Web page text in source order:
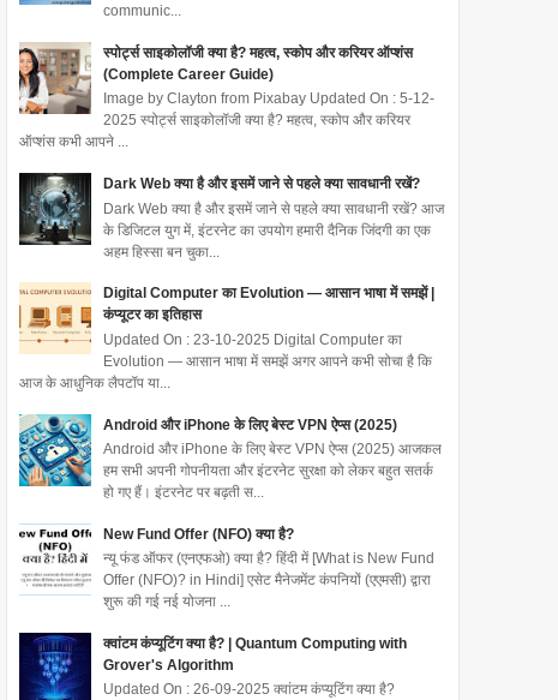
communic...
स्पोर्ट्स साइकोलॉजी क्या है? महत्व, स्कोप और करियर ऑप्शंस
(Complete Career Guide)
Image by Clayton from Pixabay Updated On : 5-12-
2025 स्पोर्ट्स साइकोलॉजी क्या है? महत्व, स्कोप और करियर
ऑप्शंस कभी आपने ...
Dark Web क्या है और इसमें जाने से पहले क्या सावधानी रखें?
Dark Web क्या है और इसमें जाने से पहले क्या सावधानी रखें? आज
के डिजिटल युग में, इंटरनेट का उपयोग हमारी दैनिक जिंदगी का एक
अहम हिस्सा बन चुका...
Digital Computer का Evolution — आसान भाषा में समझें |
कंप्यूटर का इतिहास
Updated On : 23-10-2025 Digital Computer का
Evolution — आसान भाषा में समझें अगर आपने कभी सोचा है कि
आज के आधुनिक लैपटॉप या...
Android और iPhone के लिए बेस्ट VPN ऐप्स (2025)
Android और iPhone के लिए बेस्ट VPN ऐप्स (2025) आजकल
हम सभी अपनी गोपनीयता और इंटरनेट सुरक्षा को लेकर बहुत सतर्क
हो गए हैं। इंटरनेट पर बढ़ती स...
New Fund Offer (NFO) क्या है?
न्यू फंड ऑफर (एनएफओ) क्या है? हिंदी में [What is New Fund
Offer (NFO)? in Hindi] एसेट मैनेजमेंट कंपनियों (एएमसी) द्वारा
शुरू की गई नई योजना ...
क्वांटम कंप्यूटिंग क्या है? | Quantum Computing with
Grover's Algorithm
Updated On : 26-09-2025 क्वांटम कंप्यूटिंग क्या है?